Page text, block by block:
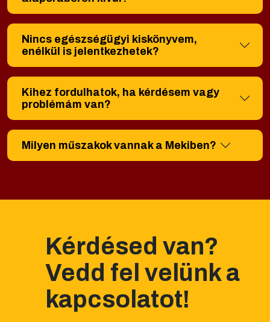
Nincs egészségügyi kiskönyvem,
enélkül is jelentkezhetek?
Kihez fordulhatok, ha kérdésem vagy
problémám van?
Milyen műszakok vannak a Mekiben?
Kérdésed van?
Vedd fel velünk a
kapcsolatot!